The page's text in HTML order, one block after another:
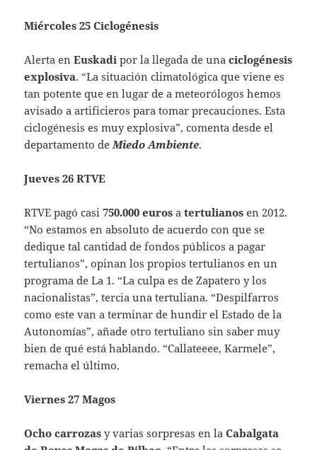
Miércoles 25 Ciclogénesis
Alerta enEuskadipor la llegada de unaciclogénesis
explosiva. “La situación climatológica que viene es
tan potente que en lugar de a meteorólogos hemos
avisado a artificieros para tomar precauciones. Esta
ciclogénesis es muy explosiva”, comenta desde el
departamento deMiedo Ambiente.
Jueves 26 RTVE
RTVE pagó casi750.000 euros atertulianosen 2012.
“No estamos en absoluto de acuerdo con que se
dedique tal cantidad de fondos públicos a pagar
tertulianos”, opinan los propios tertulianos en un
programa de La 1. “La culpa es de Zapatero y los
nacionalistas”, tercia una tertuliana. “Despilfarros
como este van a terminar de hundir el Estado de la
Autonomías”, añade otro tertuliano sin saber muy
bien de qué está hablando. “Callateeee, Karmele”,
remacha el último.
Viernes 27 Magos
Ocho carrozas y varias sorpresas en laCabalgata